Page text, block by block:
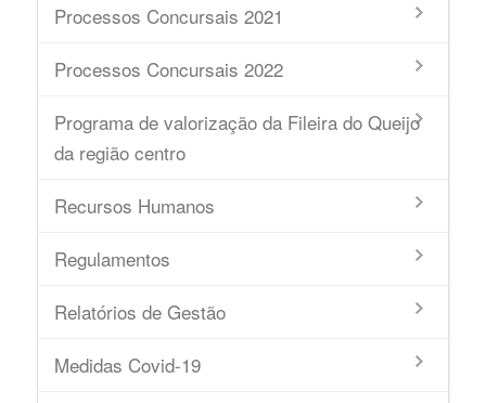
Processos Concursais 2021
Processos Concursais 2022
Programa de valorização da Fileira do Queijo
da região centro
Recursos Humanos
Regulamentos
Relatórios de Gestão
Medidas Covid-19